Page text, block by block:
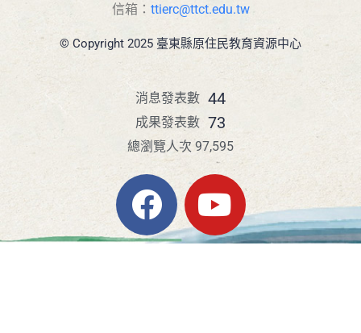
信箱： ttierc@ttct.edu.tw
© Copyright 2025 臺東縣原住民教育資源中心
44
消息發表數
73
成果發表數
總瀏覽人次 97,595